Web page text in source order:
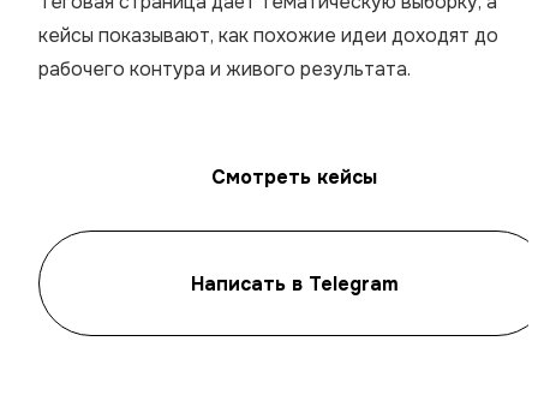
кейсы показывают, как похожие идеи доходят до
рабочего контура и живого результата.
Смотреть кейсы
Написать в Telegram